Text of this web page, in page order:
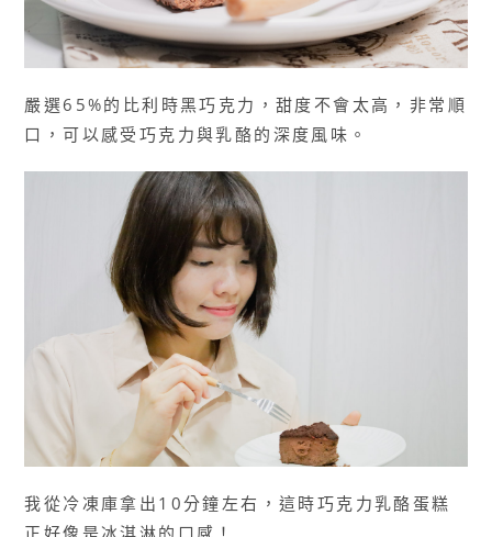
嚴選65%的比利時黑巧克力，甜度不會太高，非常順
口，可以感受巧克力與乳酪的深度風味。
我從冷凍庫拿出10分鐘左右，這時巧克力乳酪蛋糕
正好像是冰淇淋的口感！